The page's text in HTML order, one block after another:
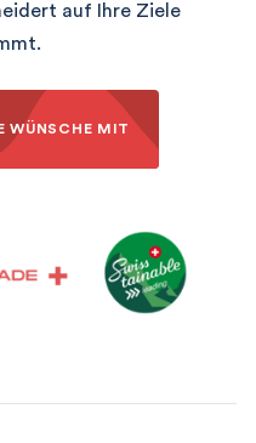
auf Ihre Ziele
WÜNSCHE MIT